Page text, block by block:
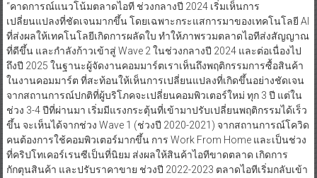
“คาดการณ์แนวโน้มตลาดไอที ช่วงกลางปี 2024 เริ่มเห็นการ
เปลี่ยนแปลงที่ชัดเจนมากขึ้น โดยเฉพาะกระแสการมาของเทคโนโลยี AI
ที่ส่งผลให้เทคโนโลยีเกิดการผลัดใบ ทำให้ภาพรวมตลาดไอทีส่งสัญญาณ
ที่ดีขึ้น และกำลังก้าวเข้าสู่ Wave 2 ในช่วงกลางปี 2024 และต่อเนื่องไป
ถึงปี 2025 ในฐานะผู้จัดงานคอมมาร์ตเราเห็นถึงพฤติกรรมการซื้อสินค้า
ในงานคอมมาร์ต ที่สะท้อนให้เห็นการเปลี่ยนแปลงที่เกิดขึ้นอย่างชัดเจน
จากสถานการณ์ปกติที่ผู้บริโภคจะเปลี่ยนคอมพิวเตอร์ใหม่ ทุก 3 ปี แต่ใน
ช่วง 3-4 ปีที่ผ่านมา เริ่มมีแรงกระตุ้นที่เข้ามาปรับเปลี่ยนพฤติกรรมได้เร็ว
ขึ้น จะเห็นได้จากช่วง Wave 1 (ช่วงปี 2020-2021) จากสถานการณ์โควิด
คนต้องการใช้คอมพิวเตอร์มากขึ้น การ Work From Home และเป็นช่วง
ที่คริปโทเคอร์เรนซีเป็นที่นิยม ส่งผลให้สินค้าไอทีขาดตลาด เกิดการ
กักตุนสินค้า และปรับราคาขาย ช่วงปี 2022-2023 ตลาดไอทีเริ่มกลับเข้า